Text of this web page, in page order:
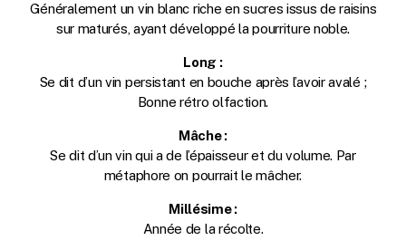
Généralement un vin blanc riche en sucres issus de raisins
sur maturés, ayant développé la pourriture noble.
Long :
Se dit d’un vin persistant en bouche après l’avoir avalé ;
Bonne rétro olfaction.
Mâche :
Se dit d’un vin qui a de l’épaisseur et du volume. Par
métaphore on pourrait le mâcher.
Millésime :
Année de la récolte.